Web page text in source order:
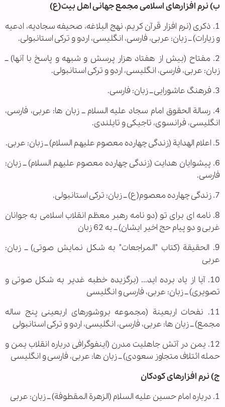
ب) نرم افزارهای اسلامی مجمع جهانی اهل بیت(ع)
1. ذکری (نرم افزار قرآن کریم، نهج البلاغه، صحیفه سجادیه، ادعیه
و زیارات) ــ زبان: عربی، فارسی، انگلیسی، اردو و ترکی استانبولی.
2. مفتاح (بیش از هفتاد هزار پرسش و شبهه و پاسخ با آنها) ــ
زبان: عربی، فارسی، انگلیسی، اردو و ترکی استانبولی.
3. فرهنگ عاشورایی ــ زبان: فارسی.
4. رسالة الحقوق امام سجاد علیه السلام ــ زبان ها: عربی، فارسی،
انگلیسی، فرانسوی، تاجیکی و تایلندی.
5. اعلام الهدایة (زندگی چهارده معصوم علیهم السلام) ــ زبان: عربی.
6. پیشوایان هدایت (زندگی چهارده معصوم علیهم السلام) ــ زبان:
فارسی.
7. زندگی چهارده معصوم(ع) ــ زبان: ترکی استانبولی.
8. نامه ای برای تو (دو نامه رهبر معظم انقلاب اسلامی به جوانان
غربی و دو پیام حج اخیر ایشان) ــ به 62 زبان
9. الحقیقة (کتاب "المراجعات" به شکل نمایش صوتی) ــ زبان:
عربی
10. آیا از یاد برده اید... (برگزیده خطبه غدیر به شکل صوتی و
تصویری) ــ زبان: عربی، فارسی و انگلیسی
11. نفحات اربعینة (مجموعه بروشورهای اربعینی پنج ساله
مجمع) ــ زبان ها: عربی، فارسی، انگلیسی، اردو و ترکی استانبولی
12. یمن در آتش جاهلیت مدرن (اینفوگرافی درباره انقلاب یمن و
حمله ائتلاف متجاوز سعودی) ــ زبان ها: عربی، فارسی و انگلیسی
ج) نرم افزارهای کودکان
1. درباره امام حسین علیه السلام (الزهرة المقطوفة) ــ زبان: عربی